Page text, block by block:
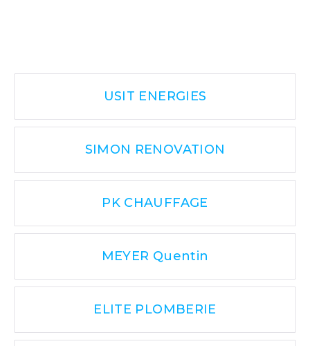
USIT ENERGIES
SIMON RENOVATION
PK CHAUFFAGE
MEYER Quentin
ELITE PLOMBERIE